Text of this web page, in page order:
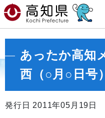
あったか高知
西（○月○日号）
発行日 2011年05月19日